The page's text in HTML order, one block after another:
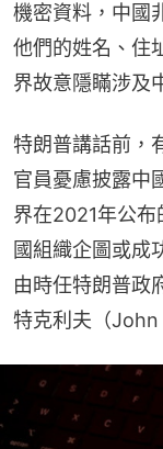
機密資料，中國
他們的姓名、住
界故意隱瞞涉及
特朗普講話前，
官員憂慮披露中
界在2021年公
國組織企圖或成
由時任特朗普政
特克利夫（